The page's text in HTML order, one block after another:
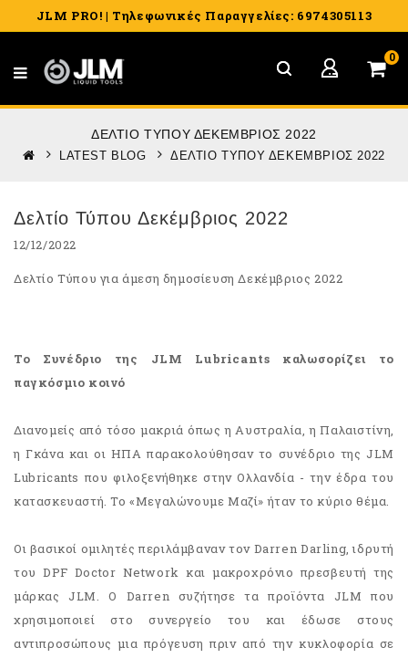
JLM PRO! | Τηλεφωνικές Παραγγελίες: 6974305113
0
ΔΕΛΤΊΟ ΤΎΠΟΥ ΔΕΚΈΜΒΡΙΟΣ 2022
LATEST BLOG ΔΕΛΤΊΟ ΤΎΠΟΥ ΔΕΚΈΜΒΡΙΟΣ 2022
Δελτίο Τύπου Δεκέμβριος 2022
12/12/2022
Δελτίο Τύπου για άμεση δημοσίευση Δεκέμβριος 2022
Το Συνέδριο της JLM Lubricants καλωσορίζει το
παγκόσμιο κοινό
Διανομείς από τόσο μακριά όπως η Αυστραλία, η Παλαιστίνη,
η Γκάνα και οι ΗΠΑ παρακολούθησαν το συνέδριο της JLM
Lubricants που φιλοξενήθηκε στην Ολλανδία - την έδρα του
κατασκευαστή. Το «Μεγαλώνουμε Μαζί» ήταν το κύριο θέμα.
Οι βασικοί ομιλητές περιλάμβαναν τον Darren Darling, ιδρυτή
του DPF Doctor Network και μακροχρόνιο πρεσβευτή της
μάρκας JLM. Ο Darren συζήτησε τα προϊόντα JLM που
χρησιμοποιεί στο συνεργείο του και έδωσε στους
αντιπροσώπους μια πρόγευση πριν από την κυκλοφορία σε